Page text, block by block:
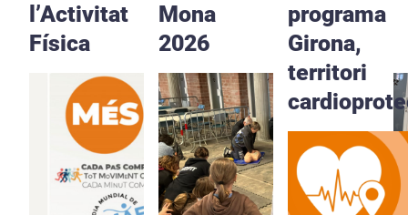
l’Activitat
Física
Mona
2026
programa
Girona,
territori